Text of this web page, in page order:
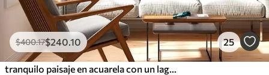
$400.17$240.10 25
tranquilo paisaje en acuarela con un lago y un árbol en flor